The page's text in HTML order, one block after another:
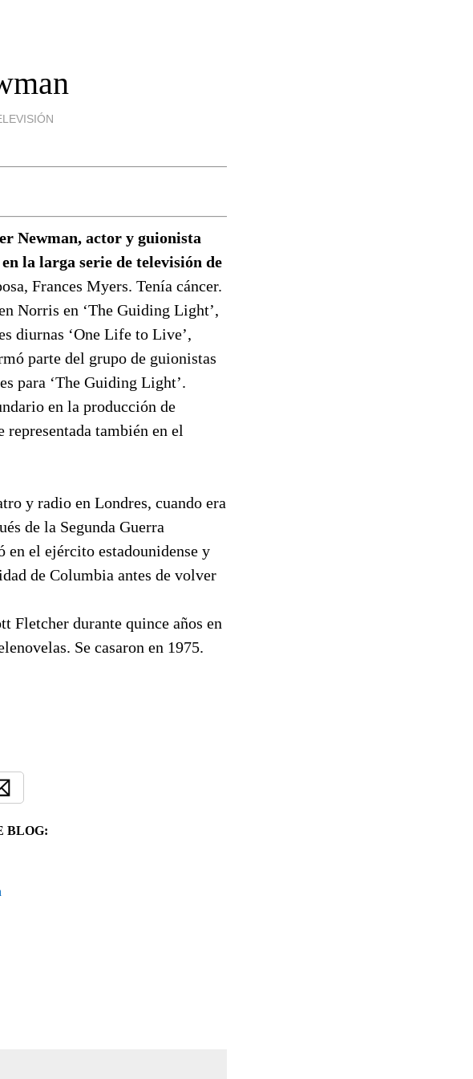
Newman, actor y guionista
la larga serie de televisión de
Frances Myers. Tenía cáncer.
Norris en ‘The Guiding Light’,
diurnas ‘One Life to Live’,
parte del grupo de guionistas
para ‘The Guiding Light’.
en la producción de
también en el
y radio en Londres, cuando era
de la Segunda Guerra
en el ejército estadounidense y
de Columbia antes de volver
Fletcher durante quince años en
Se casaron en 1975.
BLOG: